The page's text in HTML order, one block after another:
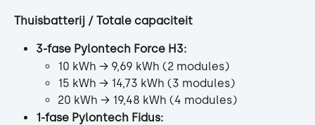
Thuisbatterij / Totale capaciteit
3-fase Pylontech Force H3:
10 kWh → 9,69 kWh (2 modules)
15 kWh → 14,73 kWh (3 modules)
20 kWh → 19,48 kWh (4 modules)
1-fase Pylontech Fidus: